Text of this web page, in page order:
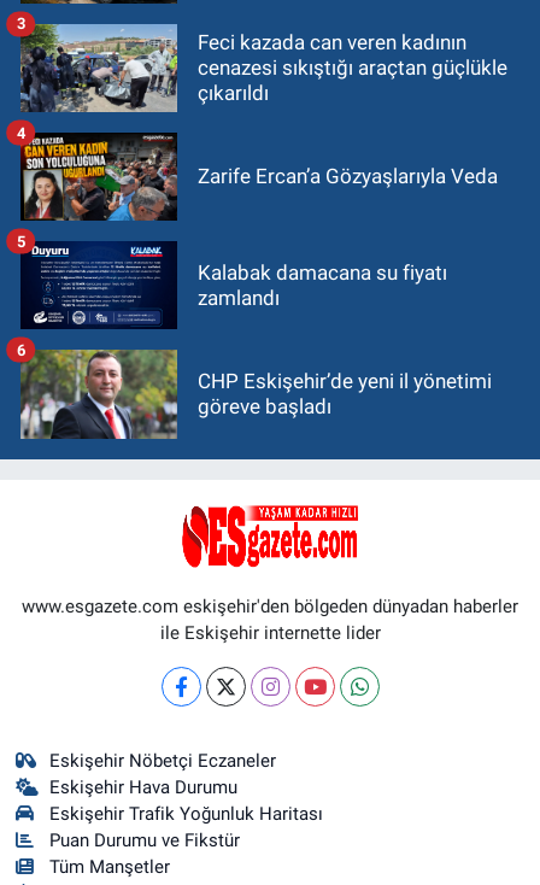
Feci kazada can veren kadının
cenazesi sıkıştığı araçtan güçlükle
çıkarıldı
3
Zarife Ercan’a Gözyaşlarıyla Veda
4
Kalabak damacana su fiyatı
zamlandı
5
CHP Eskişehir’de yeni il yönetimi
göreve başladı
6
www.esgazete.com eskişehir'den bölgeden dünyadan haberler
ile Eskişehir internette lider
Eskişehir Nöbetçi Eczaneler
Eskişehir Hava Durumu
Eskişehir Trafik Yoğunluk Haritası
Puan Durumu ve Fikstür
Tüm Manşetler